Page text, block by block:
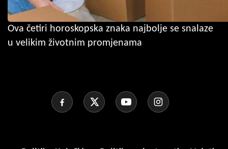
Ova četiri horoskopska znaka najbolje se snalaze
u velikim životnim promjenama